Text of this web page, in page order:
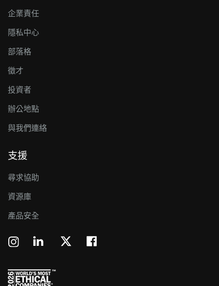
企業責任
隱私中心
部落格
徵才
投資者
辦公地點
與我們連絡
支援
尋求協助
資源庫
產品安全